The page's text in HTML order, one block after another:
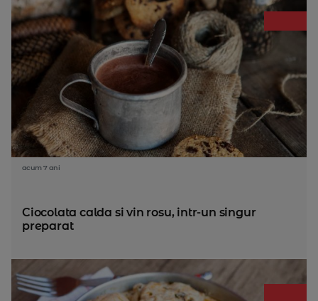
acum 7 ani
Ciocolata calda si vin rosu, intr-un singur
preparat